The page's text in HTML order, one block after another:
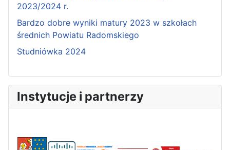
2023/2024 r.
Bardzo dobre wyniki matury 2023 w szkołach
średnich Powiatu Radomskiego
Studniówka 2024
Instytucje i partnerzy